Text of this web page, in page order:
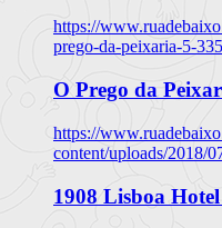
https://
prego-da-peixaria-5-
O Prego da
https://
content/uploads/2018/
1908 Lisboa